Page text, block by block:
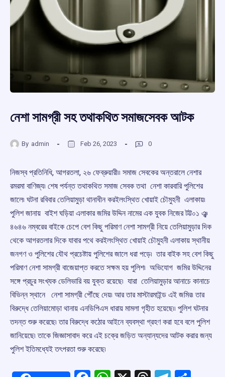
নেশা সামগ্রী সহ তথাকথিত সমাজসেবক আটক
By admin Feb 26, 2023 0
নিজস্ব প্রতিনিধি, আগরতলা, ২৬ ফেব্রুয়ারী৷৷ সমাজ সেবকের অন্তরালে নেশার
রমরমা বাণিজ্য৷ শেষ পর্যন্ত তথাকথিত সমাজ সেবক তথা নেশা কারবারি পুলিশের
জালে৷ ঘটনা রবিবার তেলিয়ামুড়া থানাধীন করইলংস্থিত খোয়াই চৌমুহনী এলাকায়৷
পুলিশ জানায় বাইশ ঘড়িয়া এলাকার জমির উদ্দিন নামের এক যুবক নিজের টট্ট০১ ঞ্ঝ
৪৬৪৬ নম্বরের বাইকে চেপে বেশ কিছু পরিমাণ নেশা সামগ্রী নিয়ে তেলিয়ামুড়ার দিক
থেকে আগরতলার দিকে যাবার পথে করইলংস্থিত খোয়াই চৌমুহনী এলাকায় স্থানীয়
জনগণ ও পুলিশের যৌথ প্রচেষ্টায় পুলিশের জালে ধরা পড়ে৷ তার বাইক সহ বেশ কিছু
পরিমাণ নেশা সামগ্রী বাজেয়াপ্ত করতে সক্ষম হয় পুলিশ৷ অভিযোগ জমির উদ্দিনের
সঙ্গে প্রচুর সংখ্যক ডেলিভারি বয় যুক্ত রয়েছে৷ যারা তেলিয়ামুড়ার আনাচে কানাচে
বিভিন্ন স্থানে নেশা সামগ্রী পৌঁছে দেয়৷ আর তার মাস্টারমাইন্ড এই জমির৷ তার
বিরুদ্ধে তেলিয়ামোড়া থানায় এনডিপিএস ধারায় মামলা গৃহীত হয়েছে৷৷ পুলিশ ঘটনার
তদন্ত শুরু করেছে৷ তার বিরুদ্ধে কঠোর আইনে ব্যবস্থা গ্রহণ করা হবে বলে পুলিশ
জানিয়েছে৷ তাকে জিজ্ঞাসাবাদ করে এই চক্রে জড়িত অন্যান্যদের আটক করার জন্য
পুলিশ ইতিমধ্যেই তৎপরতা শুরু করেছে৷